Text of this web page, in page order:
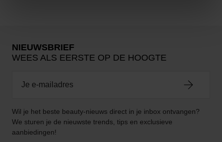
NIEUWSBRIEF
WEES ALS EERSTE OP DE HOOGTE
Wil je het beste beauty-nieuws direct in je inbox ontvangen?
We sturen je de nieuwste trends, tips en exclusieve
aanbiedingen!